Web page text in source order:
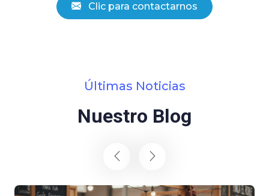
Clic para contactarnos
Últimas Noticias
Nuestro Blog